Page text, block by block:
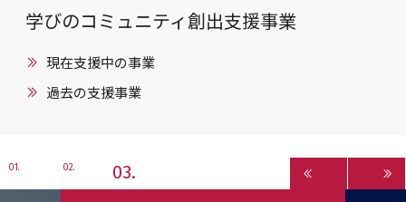
学びのコミュニティ創出支援事業
現在支援中の事業
過去の支援事業
1 2 3